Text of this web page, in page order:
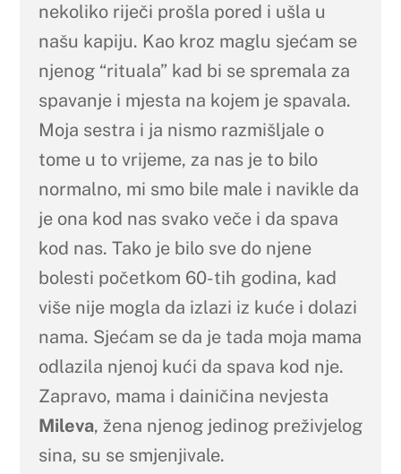
nekoliko riječi prošla pored i ušla u
našu kapiju. Kao kroz maglu sjećam se
njenog “rituala” kad bi se spremala za
spavanje i mjesta na kojem je spavala.
Moja sestra i ja nismo razmišljale o
tome u to vrijeme, za nas je to bilo
normalno, mi smo bile male i navikle da
je ona kod nas svako veče i da spava
kod nas. Tako je bilo sve do njene
bolesti početkom 60-tih godina, kad
više nije mogla da izlazi iz kuće i dolazi
nama. Sjećam se da je tada moja mama
odlazila njenoj kući da spava kod nje.
Zapravo, mama i dainičina nevjesta
Mileva, žena njenog jedinog preživjelog
sina, su se smjenjivale.